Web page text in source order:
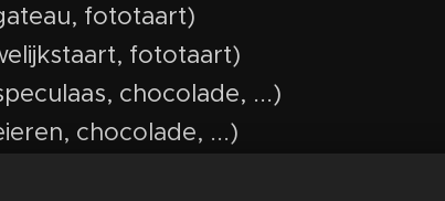
fototaart)
fototaart)
chocolade, ...)
chocolade, ...)